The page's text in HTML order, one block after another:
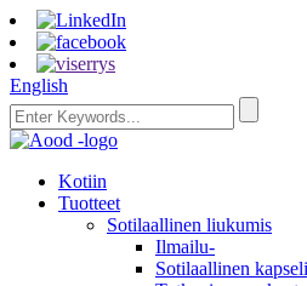
English
Kotiin
Tuotteet
Sotilaallinen liukumis
Ilmailu-
Sotilaallinen